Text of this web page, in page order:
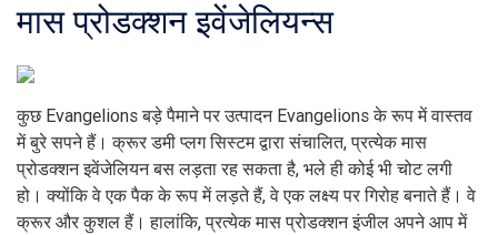
मास प्रोडक्शन इवेंजेलियन्स
कुछ Evangelions बड़े पैमाने पर उत्पादन Evangelions के रूप में वास्तव
में बुरे सपने हैं। क्रूर डमी प्लग सिस्टम द्वारा संचालित, प्रत्येक मास
प्रोडक्शन इवेंजेलियन बस लड़ता रह सकता है, भले ही कोई भी चोट लगी
हो। क्योंकि वे एक पैक के रूप में लड़ते हैं, वे एक लक्ष्य पर गिरोह बनाते हैं। वे
क्रूर और कुशल हैं। हालांकि, प्रत्येक मास प्रोडक्शन इंजील अपने आप में